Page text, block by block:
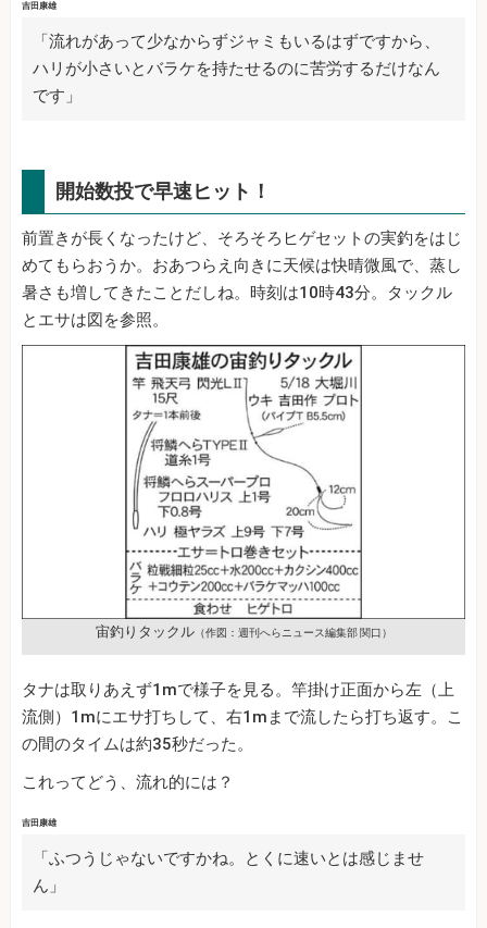
吉田康雄
「流れがあって少なからずジャミもいるはずですから、
ハリが小さいとバラケを持たせるのに苦労するだけなん
です」
開始数投で早速ヒット！
前置きが長くなったけど、そろそろヒゲセットの実釣をはじ
めてもらおうか。おあつらえ向きに天候は快晴微風で、蒸し
暑さも増してきたことだしね。時刻は10時43分。タックル
とエサは図を参照。
宙釣りタックル（作図：週刊へらニュース編集部 関口）
タナは取りあえず1mで様子を見る。竿掛け正面から左（上
流側）1mにエサ打ちして、右1mまで流したら打ち返す。こ
の間のタイムは約35秒だった。
これってどう、流れ的には？
吉田康雄
「ふつうじゃないですかね。とくに速いとは感じませ
ん」